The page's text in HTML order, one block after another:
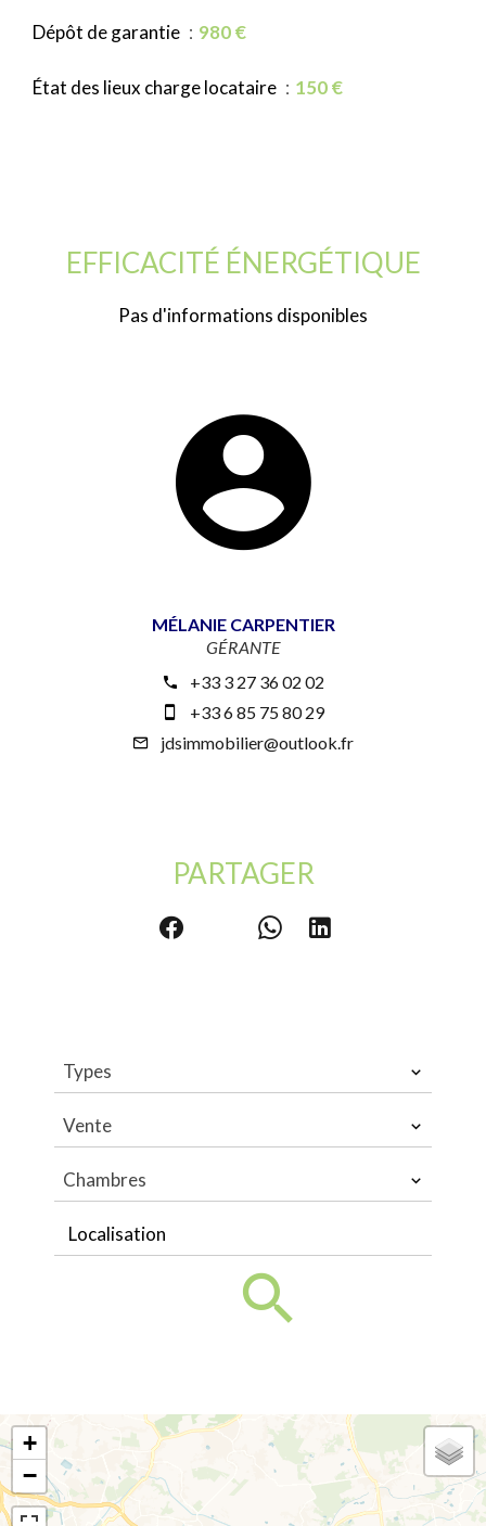
Dépôt de garantie 980 €
État des lieux charge locataire 150 €
EFFICACITÉ ÉNERGÉTIQUE
Pas d'informations disponibles
MÉLANIE CARPENTIER
GÉRANTE
+33 3 27 36 02 02
+33 6 85 75 80 29
jdsimmobilier@outlook.fr
PARTAGER
Types
Vente
Chambres
Localisation
+
−